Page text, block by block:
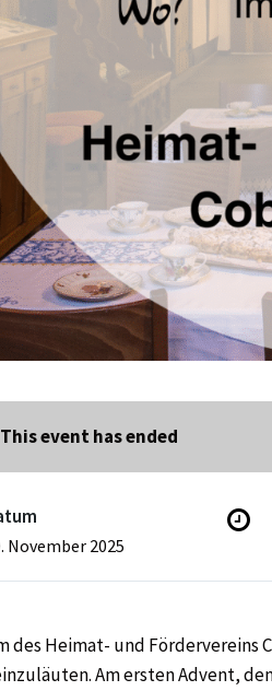
This event has ended
November 2025
des Heimat- und
Am ersten Advent,